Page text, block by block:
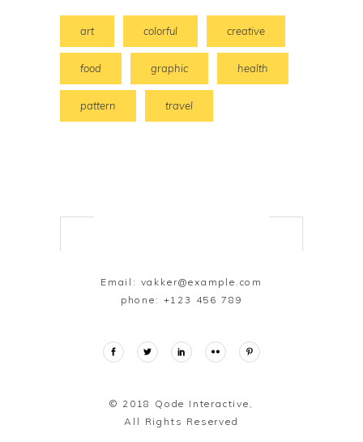
art colorful creative
food graphic health
pattern travel
Email: vakker@example.com
phone: +123 456 789
© 2018 Qode Interactive,
All Rights Reserved